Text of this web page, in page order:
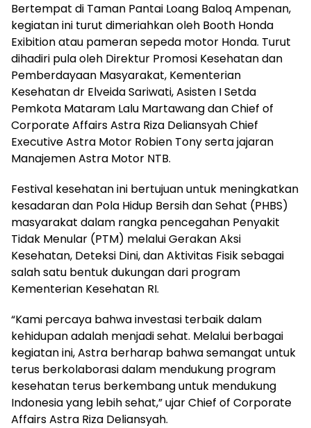
Bertempat di Taman Pantai Loang Baloq Ampenan,
kegiatan ini turut dimeriahkan oleh Booth Honda
Exibition atau pameran sepeda motor Honda. Turut
dihadiri pula oleh Direktur Promosi Kesehatan dan
Pemberdayaan Masyarakat, Kementerian
Kesehatan dr Elveida Sariwati, Asisten I Setda
Pemkota Mataram Lalu Martawang dan Chief of
Corporate Affairs Astra Riza Deliansyah Chief
Executive Astra Motor Robien Tony serta jajaran
Manajemen Astra Motor NTB.
Festival kesehatan ini bertujuan untuk meningkatkan
kesadaran dan Pola Hidup Bersih dan Sehat (PHBS)
masyarakat dalam rangka pencegahan Penyakit
Tidak Menular (PTM) melalui Gerakan Aksi
Kesehatan, Deteksi Dini, dan Aktivitas Fisik sebagai
salah satu bentuk dukungan dari program
Kementerian Kesehatan RI.
“Kami percaya bahwa investasi terbaik dalam
kehidupan adalah menjadi sehat. Melalui berbagai
kegiatan ini, Astra berharap bahwa semangat untuk
terus berkolaborasi dalam mendukung program
kesehatan terus berkembang untuk mendukung
Indonesia yang lebih sehat,” ujar Chief of Corporate
Affairs Astra Riza Deliansyah.